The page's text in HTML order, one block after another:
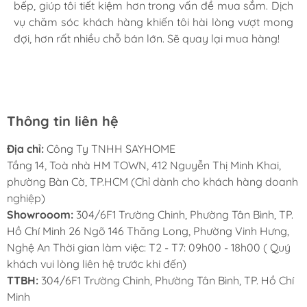
CHÍNH SÁCH BẢO HÀNH
Mình rất mê cách nhân viên tư vấn, chăm sóc khách tận
tình, chu đáo tại Sayhome. Mình đã mua 2 máy rửa bát
cho mình và bố mẹ chồng,chất lượng ổn định. Ở đây có
bếp, giúp tôi tiết kiệm hơn trong vấn đề mua sắm. Dịch
vụ chăm sóc khách hàng khiến tôi hài lòng vượt mong
đợi, hơn rất nhiều chỗ bán lớn. Sẽ quay lại mua hàng!
Thông tin liên hệ
Địa chỉ: Công Ty TNHH SAYHOME
Tầng 14, Toà nhà HM TOWN, 412 Nguyễn Thị Minh Khai,
phường Bàn Cờ, TP.HCM (Chỉ dành cho khách hàng doanh
nghiệp)
Showrooom: 304/6F1 Trường Chinh, Phường Tân Bình, TP.
Hồ Chí Minh 26 Ngõ 146 Thăng Long, Phường Vinh Hưng,
Nghệ An Thời gian làm việc: T2 - T7: 09h00 - 18h00 ( Quý
khách vui lòng liên hệ trước khi đến)
TTBH: 304/6F1 Trường Chinh, Phường Tân Bình, TP. Hồ Chí
Minh